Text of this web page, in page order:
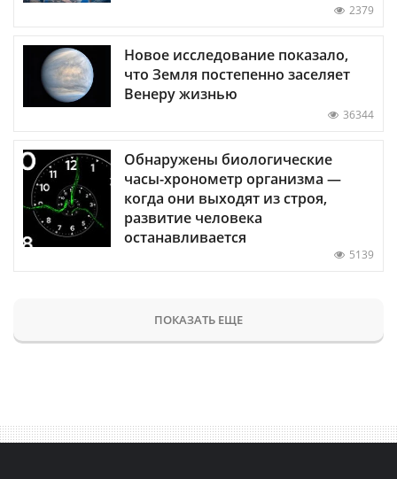
2379
Новое исследование показало,
что Земля постепенно заселяет
Венеру жизнью
36344
Обнаружены биологические
часы-хронометр организма —
когда они выходят из строя,
развитие человека
останавливается
5139
ПОКАЗАТЬ ЕЩЕ